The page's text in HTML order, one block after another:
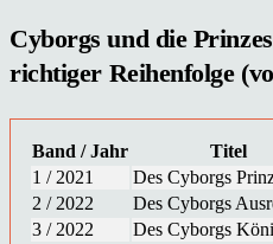
Cyborgs und die
richtiger Reihenfolge
Band / Jahr Titel
1 / 2021
Des Cyborgs
2 / 2022
Des Cyborgs
3 / 2022
Des Cyborgs